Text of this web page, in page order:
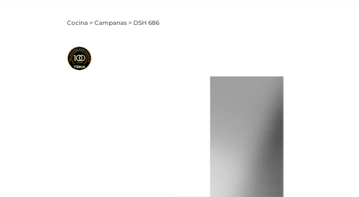
Cocina >Campanas > DSH 686